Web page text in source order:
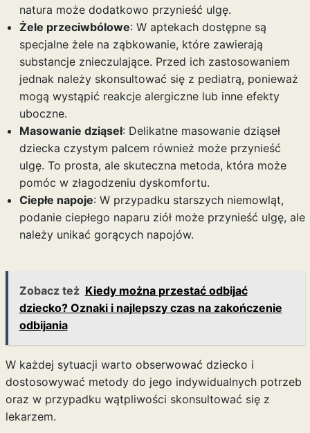
natura może dodatkowo przynieść ulgę.
Żele przeciwbólowe: W aptekach dostępne są
specjalne żele na ząbkowanie, które zawierają
substancje znieczulające. Przed ich zastosowaniem
jednak należy skonsultować się z pediatrą, ponieważ
mogą wystąpić reakcje alergiczne lub inne efekty
uboczne.
Masowanie dziąseł: Delikatne masowanie dziąseł
dziecka czystym palcem również może przynieść
ulgę. To prosta, ale skuteczna metoda, która może
pomóc w złagodzeniu dyskomfortu.
Ciepłe napoje: W przypadku starszych niemowląt,
podanie ciepłego naparu ziół może przynieść ulgę, ale
należy unikać gorących napojów.
Zobacz też Kiedy można przestać odbijać
dziecko? Oznaki i najlepszy czas na zakończenie
odbijania
W każdej sytuacji warto obserwować dziecko i
dostosowywać metody do jego indywidualnych potrzeb
oraz w przypadku wątpliwości skonsultować się z
lekarzem.